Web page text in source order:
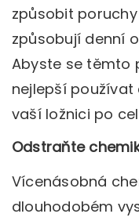
způsobit
způsobují denní
Abyste se těmto
nejlepší
vaší ložnici po
Odstraňte
Vícenásobná
dlouhodobém